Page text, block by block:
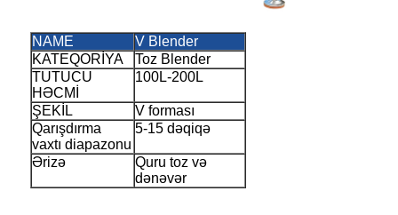
NAME
V Blender
KATEQORİYA
Toz Blender
TUTUCU
HƏCMİ
100L-200L
ŞEKİL
V forması
Qarışdırma
vaxtı diapazonu
5-15 dəqiqə
Ərizə
Quru toz və
dənəvər